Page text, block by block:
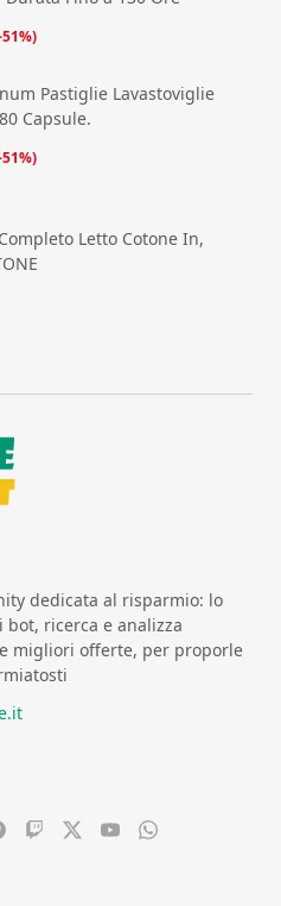
Pastiglie Lavastoviglie
Capsule.
Letto Cotone In,
dedicata al risparmio: lo
ricerca e analizza
migliori offerte, per proporle